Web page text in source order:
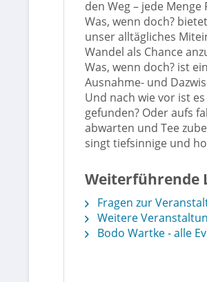
den Weg – jede
Was, wenn doch?
unser alltägliches
Wandel als Chance
Was, wenn doch? ist
Ausnahme- und
Und nach wie vor ist
gefunden? Oder aufs
abwarten und Tee
singt tiefsinnige und
Weiterführende
Fragen zur
Weitere
Bodo Wartke - alle